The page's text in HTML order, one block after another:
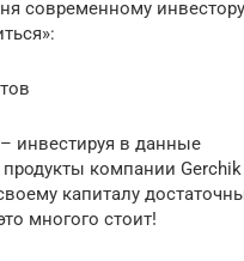
современному
инвестируя в данные
компании Gerchik
капиталу
многого стоит!